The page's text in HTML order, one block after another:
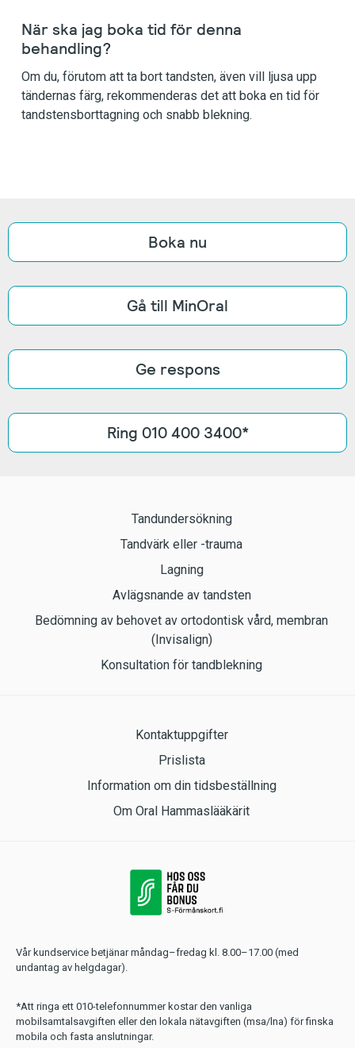
När ska jag boka tid för denna
behandling?
Om du, förutom att ta bort tandsten, även vill ljusa upp
tändernas färg, rekommenderas det att boka en tid för
tandstensborttagning och snabb blekning.
Boka nu
Gå till MinOral
Ge respons
Ring 010 400 3400*
Tandundersökning
Tandvärk eller -trauma
Lagning
Avlägsnande av tandsten
Bedömning av behovet av ortodontisk vård, membran
(Invisalign)
Konsultation för tandblekning
Kontaktuppgifter
Prislista
Information om din tidsbeställning
Om Oral Hammaslääkärit
Vår kundservice betjänar måndag–fredag kl. 8.00–17.00 (med
undantag av helgdagar).
*Att ringa ett 010-telefonnummer kostar den vanliga
mobilsamtalsavgiften eller den lokala nätavgiften (msa/lna) för finska
mobila och fasta anslutningar.